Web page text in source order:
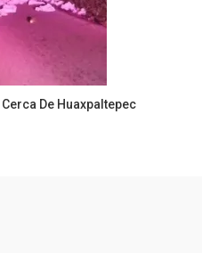
De Huaxpaltepec